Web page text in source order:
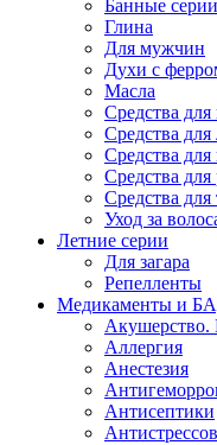
Банные серии
Глина
Для мужчин
Духи с
Масла
Средства для
Средства для
Средства для
Средства для
Средства для
Уход за
Летние серии
Для загара
Репелленты
Медикаменты и
Акушерство.
Аллергия
Анестезия
Антисептики